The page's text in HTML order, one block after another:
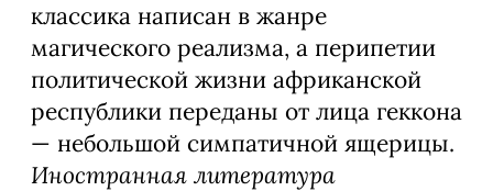
классика написан в жанре
магического реализма, а перипетии
политической жизни африканской
республики переданы от лица геккона
— небольшой симпатичной ящерицы.
Иностранная литература